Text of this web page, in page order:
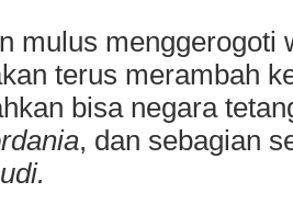
mulus menggerogoti
terus merambah
bisa negara
, dan sebagian